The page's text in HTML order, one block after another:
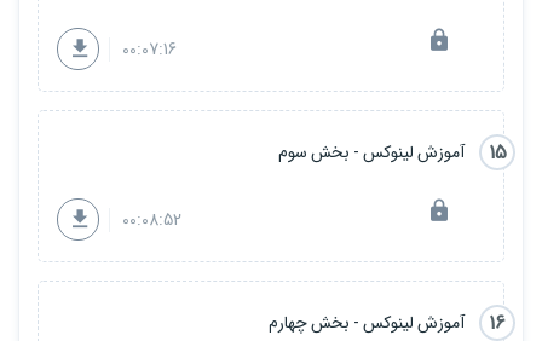
00:07:16
15 آموزش لینوکس - بخش سوم
00:08:52
16 آموزش لینوکس - بخش چهارم